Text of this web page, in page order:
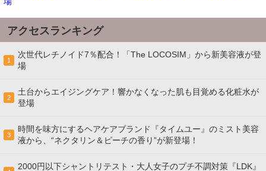
アクセスランキング
1
次世代レチノイド7％配合！「The LOCOSIM」から新美容液が登
場
2
土台からエイジングケア！響かなくなった肌も目覚める化粧水が
登場
3
時間を味方にするヘアケアブランド『タイムユー』のミスト美容
液から、“ネクタリン＆ピーチの香り”が新登場！
2000円以下シャントリテスト・大人女子のプチ不調対策『LDK』